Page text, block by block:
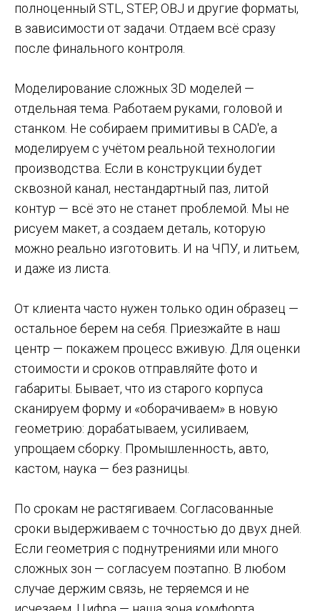
полноценный STL, STEP, OBJ и другие форматы,
в зависимости от задачи. Отдаем всё сразу
после финального контроля.
Моделирование сложных 3D моделей —
отдельная тема. Работаем руками, головой и
станком. Не собираем примитивы в CAD'e, а
моделируем с учётом реальной технологии
производства. Если в конструкции будет
сквозной канал, нестандартный паз, литой
контур — всё это не станет проблемой. Мы не
рисуем макет, а создаем деталь, которую
можно реально изготовить. И на ЧПУ, и литьем,
и даже из листа.
От клиента часто нужен только один образец —
остальное берем на себя. Приезжайте в наш
центр — покажем процесс вживую. Для оценки
стоимости и сроков отправляйте фото и
габариты. Бывает, что из старого корпуса
сканируем форму и «оборачиваем» в новую
геометрию: дорабатываем, усиливаем,
упрощаем сборку. Промышленность, авто,
кастом, наука — без разницы.
По срокам не растягиваем. Согласованные
сроки выдерживаем с точностью до двух дней.
Если геометрия с поднутрениями или много
сложных зон — согласуем поэтапно. В любом
случае держим связь, не теряемся и не